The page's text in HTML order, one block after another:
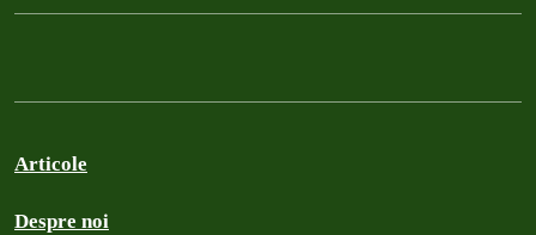
Articole
Despre noi